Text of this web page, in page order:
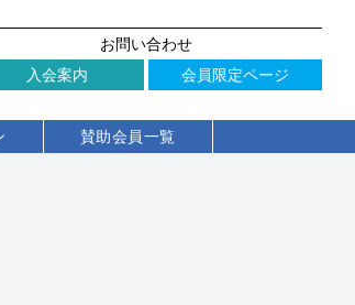
お問い合わせ
入会案内
会員限定ページ
賛助会員一覧